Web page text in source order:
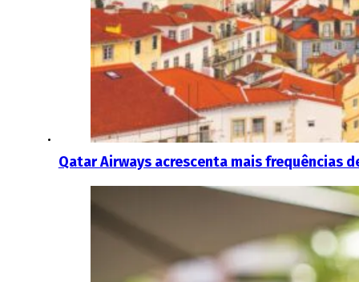
Qatar Airways acrescenta mais frequências